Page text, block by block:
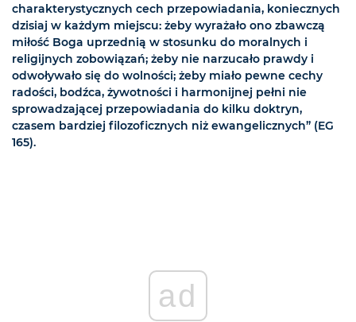
charakterystycznych cech przepowiadania, koniecznych
dzisiaj w każdym miejscu: żeby wyrażało ono zbawczą
miłość Boga uprzednią w stosunku do moralnych i
religijnych zobowiązań; żeby nie narzucało prawdy i
odwoływało się do wolności; żeby miało pewne cechy
radości, bodźca, żywotności i harmonijnej pełni nie
sprowadzającej przepowiadania do kilku doktryn,
czasem bardziej filozoficznych niż ewangelicznych” (EG
165).
ad